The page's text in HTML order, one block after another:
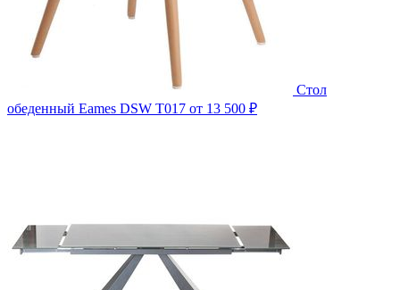
Стол
обеденный Eames DSW T017 от 13 500 ₽